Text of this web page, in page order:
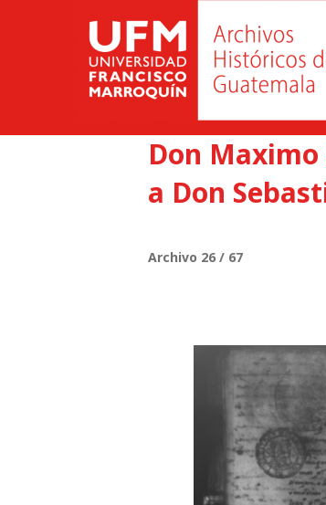
Don
a Don
Archivo 26 / 67